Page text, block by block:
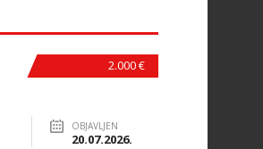
2.000 €
OBJAVLJEN
20.07.2026.